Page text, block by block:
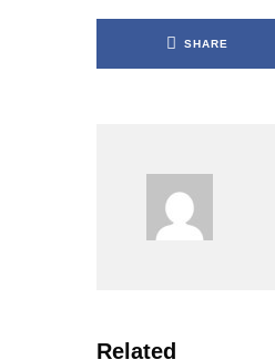
SHARE
Related